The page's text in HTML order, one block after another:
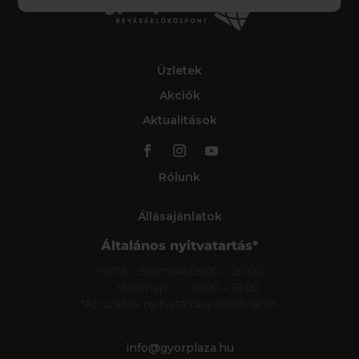
Üzletek
Akciók
Aktualitások
Rólunk
Állásajánlatok
Általános nyitvatartás*
*Az üzletek nyitvatartása eltérő lehet.
info@gyorplaza.hu